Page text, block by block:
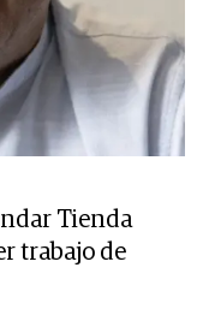
Tienda
trabajo de